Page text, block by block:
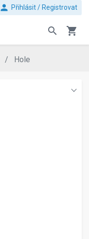
person Přihlásit / Registrovat
search shopping_cart
Hole